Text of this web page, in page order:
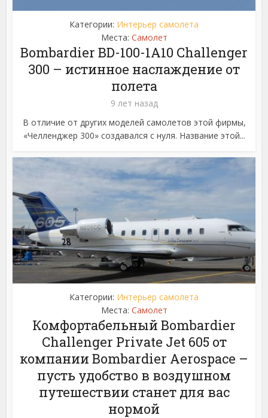
Категории: Интерьер самолета
Места: Самолет
Bombardier BD-100-1A10 Challenger
300 – истинное наслаждение от
полета
9 лет назад
В отличие от других моделей самолетов этой фирмы,
«Челленджер 300» создавался с нуля. Название этой...
Категории: Интерьер самолета
Места: Самолет
Комфортабельный Bombardier
Challenger Private Jet 605 от
компании Bombardier Aerospace –
пусть удобство в воздушном
путешествии станет для вас
нормой